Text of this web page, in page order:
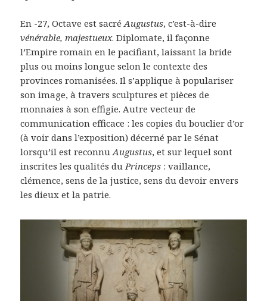
En -27, Octave est sacréAugustus, c’est-à-dire
vénérable, majestueux. Diplomate, il façonne
l’Empire romain en le pacifiant, laissant la bride
plus ou moins longue selon le contexte des
provinces romanisées. Il s’applique à populariser
son image, à travers sculptures et pièces de
monnaies à son effigie. Autre vecteur de
communication efficace : les copies du bouclier d’or
(à voir dans l’exposition) décerné par le Sénat
lorsqu’il est reconnuAugustus, et sur lequel sont
inscrites les qualités du Princeps : vaillance,
clémence, sens de la justice, sens du devoir envers
les dieux et la patrie.